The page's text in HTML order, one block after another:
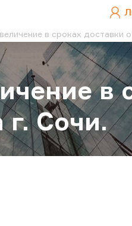
в сроках доставки
в
г. Сочи.